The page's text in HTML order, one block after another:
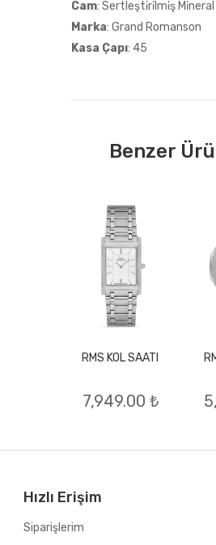
Cam: Sertleşti̇ri̇lmi̇ş Mi̇neral
Marka: Grand Romanson
Kasa Çapı: 45
Benzer
RMS KOL SAATI
7,949.00 ₺
Hızlı Erişim
Siparişlerim